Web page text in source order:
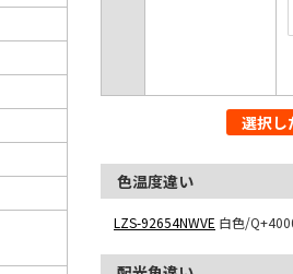
選択し
色温度違い
LZS-92654NWVE 白色/